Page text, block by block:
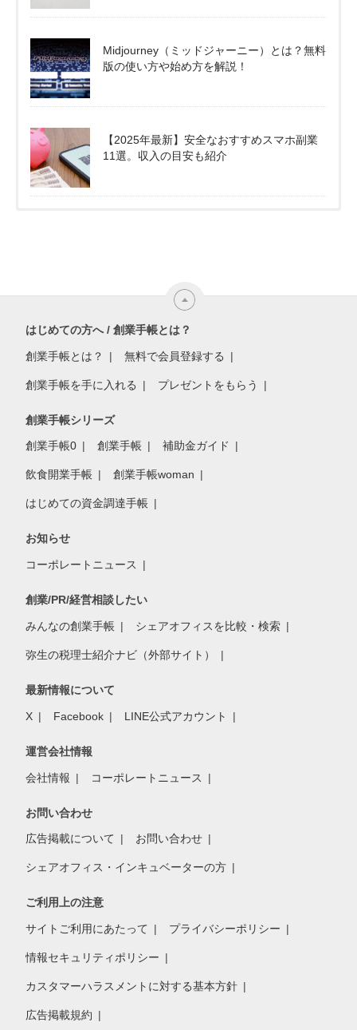
Midjourney（ミッドジャーニー）とは？無料
版の使い方や始め方を解説！
【2025年最新】安全なおすすめスマホ副業
11選。収入の目安も紹介
はじめての方へ / 創業手帳とは？
創業手帳とは？ 無料で会員登録する
創業手帳を手に入れる プレゼントをもらう
創業手帳シリーズ
創業手帳0 創業手帳 補助金ガイド
飲食開業手帳 創業手帳woman
はじめての資金調達手帳
お知らせ
コーポレートニュース
創業/PR/経営相談したい
みんなの創業手帳 シェアオフィスを比較・検索
弥生の税理士紹介ナビ（外部サイト）
最新情報について
X Facebook LINE公式アカウント
運営会社情報
会社情報 コーポレートニュース
お問い合わせ
広告掲載について お問い合わせ
シェアオフィス・インキュベーターの方
ご利用上の注意
サイトご利用にあたって プライバシーポリシー
情報セキュリティポリシー
カスタマーハラスメントに対する基本方針
広告掲載規約